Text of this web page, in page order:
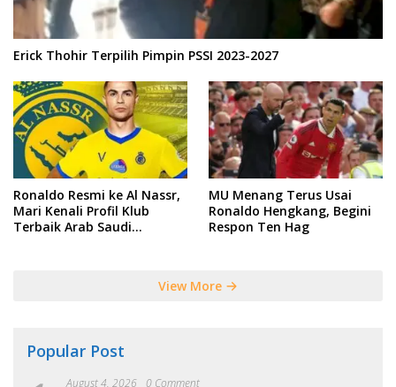
Erick Thohir Terpilih Pimpin PSSI 2023-2027
Ronaldo Resmi ke Al Nassr,
Mari Kenali Profil Klub
Terbaik Arab Saudi
MU Menang Terus Usai
Ronaldo Hengkang, Begini
Respon Ten Hag
View More
Popular Post
August 4, 2026 0 Comment